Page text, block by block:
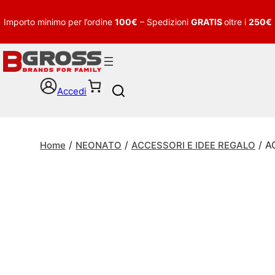
Importo minimo per l’ordine 100€ – Spedizioni GRATISoltre i 250€
Accedi
c
Home / NEONATO / ACCESSORI E IDEE REGALO /